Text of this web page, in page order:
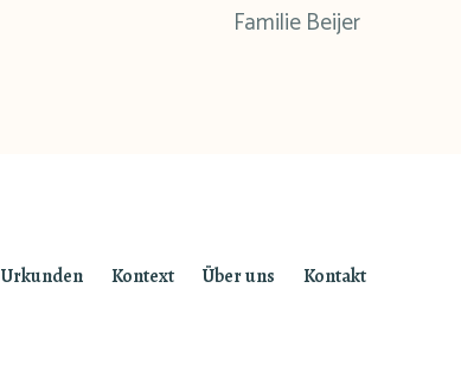
Familie Beijer
Urkunden Kontext Über uns Kontakt